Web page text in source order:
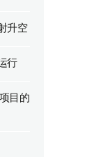
升空
行
目的